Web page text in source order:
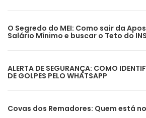
O Segredo do MEI: Como sair da
Salário Mínimo e buscar o Teto do
ALERTA DE SEGURANÇA: COMO
DE GOLPES PELO WHATSAPP
Covas dos Remadores: Quem está